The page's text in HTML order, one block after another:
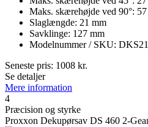
Maks. skærehøjde ved 90°:
Slaglængde: 21 mm
Savklinge: 127 mm
Modelnummer / SKU:
Seneste pris: 1008 kr.
Se detaljer
Mere information
4
Præcision og styrke
Proxxon Dekupørsav DS 460 2-